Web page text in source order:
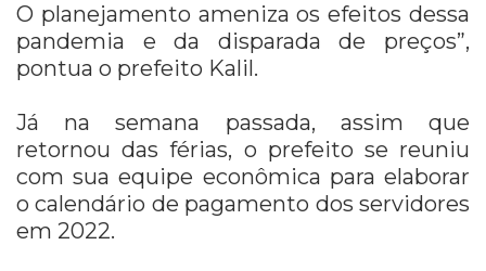
O planejamento ameniza os efeitos dessa
pandemia e da disparada de preços”,
pontua o prefeito Kalil.
Já na semana passada, assim que
retornou das férias, o prefeito se reuniu
com sua equipe econômica para elaborar
o calendário de pagamento dos servidores
em 2022.